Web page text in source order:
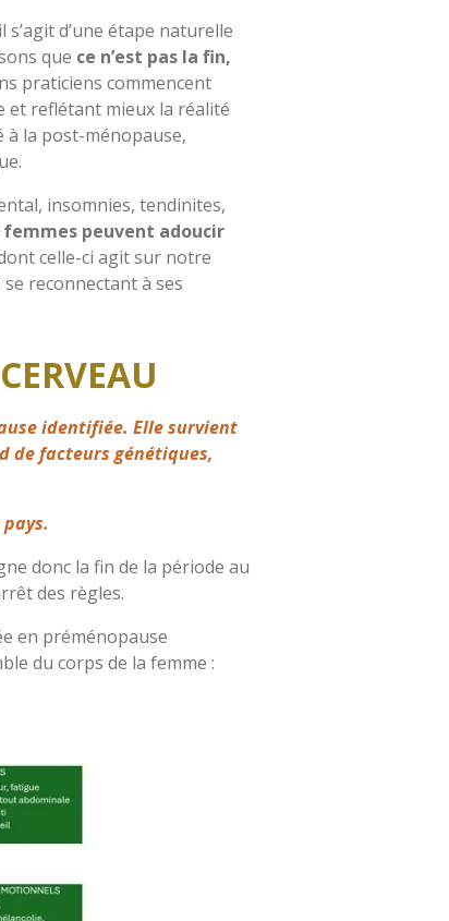
d’une étape naturelle
que ce n’est pas la fin,
praticiens commencent
et reflétant mieux la réalité
la post-ménopause,
insomnies, tendinites,
peuvent adoucir
celle-ci agit sur notre
reconnectant à ses
identifiée. Elle survient
de facteurs génétiques,
donc la fin de la période au
des règles.
en préménopause
du corps de la femme :